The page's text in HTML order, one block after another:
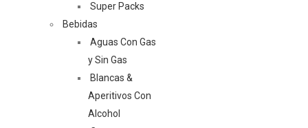
Super Packs
Bebidas
Aguas Con Gas
y Sin Gas
Blancas &
Aperitivos Con
Alcohol